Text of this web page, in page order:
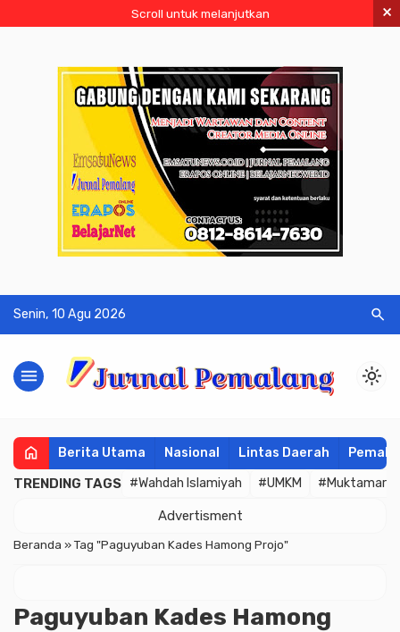
Scroll untuk melanjutkan ×
Senin, 10 Agu 2026 search
menu light_mode
home Berita Utama Nasional Lintas Daerah
TRENDING TAGS #Wahdah Islamiyah #UMKM #Muktamar
Advertisment
Beranda »Tag "Paguyuban Kades Hamong Projo"
Paguyuban Kades Hamong